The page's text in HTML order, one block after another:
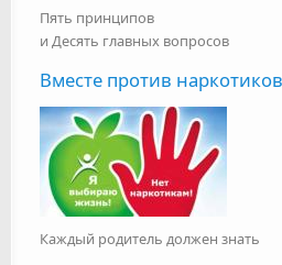
Пять принципов
и Десять главных вопросов
Вместе против
Каждый родитель должен знать